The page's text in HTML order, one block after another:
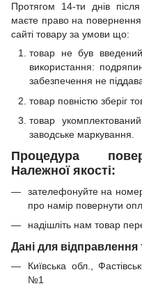
Протягом 14-ти днів
маєте право на
сайті товару за умови що:
товар не був
використання:
забезпечення не
товар повністю зберіг
товар
заводське маркування.
Процедура
Належної якості:
зателефонуйте на
про намір повернути
надішліть нам товар
Дані для відправлення
Київська обл.,
№1